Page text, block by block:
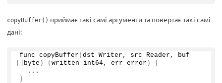
copyBuffer() приймає такі самі аргументи та повертає такі самі
дані:
func copyBuffer (
byte ) ( written int64, err error )
{
  ...
}